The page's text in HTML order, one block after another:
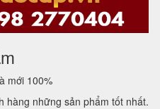
mới 100%
hàng những sản phẩm tốt nhất.